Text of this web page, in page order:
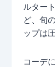
ルター
ど、旬
ップは
コーデ